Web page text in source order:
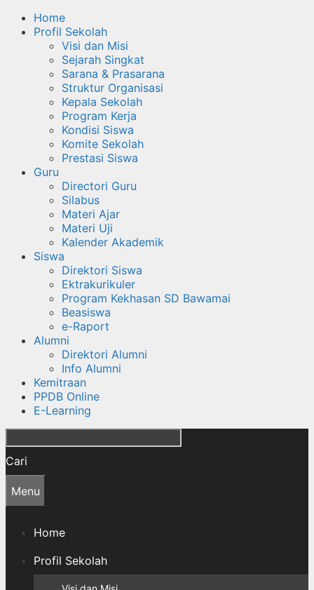
Home
Profil Sekolah
Visi dan Misi
Sejarah Singkat
Sarana & Prasarana
Struktur Organisasi
Kepala Sekolah
Program Kerja
Kondisi Siswa
Komite Sekolah
Prestasi Siswa
Guru
Directori Guru
Silabus
Materi Ajar
Materi Uji
Kalender Akademik
Siswa
Direktori Siswa
Ektrakurikuler
Program Kekhasan SD Bawamai
Beasiswa
e-Raport
Alumni
Direktori Alumni
Info Alumni
Kemitraan
PPDB Online
E-Learning
Cari
Menu
Home
Profil Sekolah